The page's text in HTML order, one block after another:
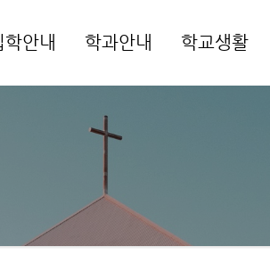
학안내 학과안내 학교생활